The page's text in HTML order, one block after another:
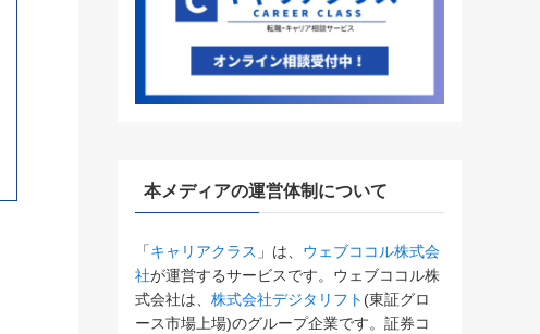
本メディアの運営体制について
「キャリアクラス 」は、 ウェブココル株式会
社が運営するサービスです。ウェブココル株
式会社は、 株式会社デジタリフト (東証グロ
ース市場上場)のグループ企業です。証券コ